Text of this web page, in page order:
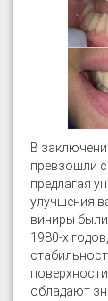
В
превзошли
предлагая
улучшения
виниры были
1980-х
обладают